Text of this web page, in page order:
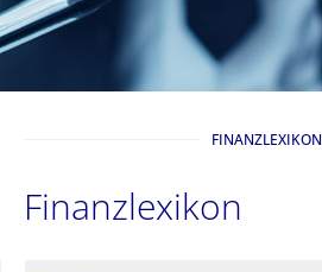
FINANZLEXIKON
Finanzlexikon